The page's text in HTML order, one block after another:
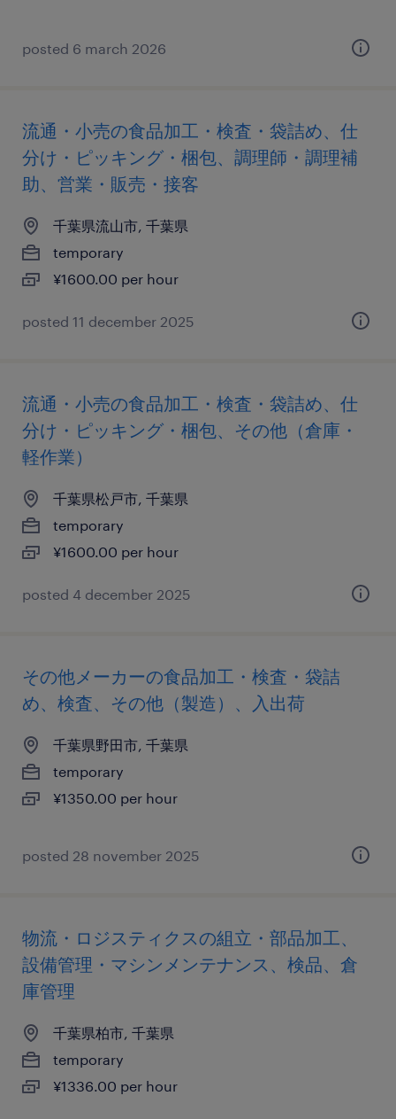
posted 6 march 2026
流通・小売の食品加工・検査・袋詰め、仕
分け・ピッキング・梱包、調理師・調理補
助、営業・販売・接客
千葉県流山市, 千葉県
temporary
¥1600.00 per hour
posted 11 december 2025
流通・小売の食品加工・検査・袋詰め、仕
分け・ピッキング・梱包、その他（倉庫・
軽作業）
千葉県松戸市, 千葉県
temporary
¥1600.00 per hour
posted 4 december 2025
その他メーカーの食品加工・検査・袋詰
め、検査、その他（製造）、入出荷
千葉県野田市, 千葉県
temporary
¥1350.00 per hour
posted 28 november 2025
物流・ロジスティクスの組立・部品加工、
設備管理・マシンメンテナンス、検品、倉
庫管理
千葉県柏市, 千葉県
temporary
¥1336.00 per hour